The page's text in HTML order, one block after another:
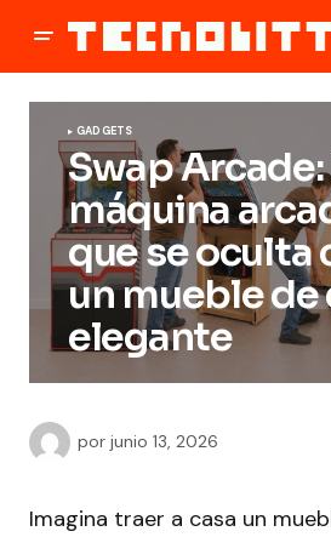
GADGETS
Swap Arcade:
máquina
que se oculta
un mueble de
elegante
por junio 13, 2026
Imagina traer a casa un